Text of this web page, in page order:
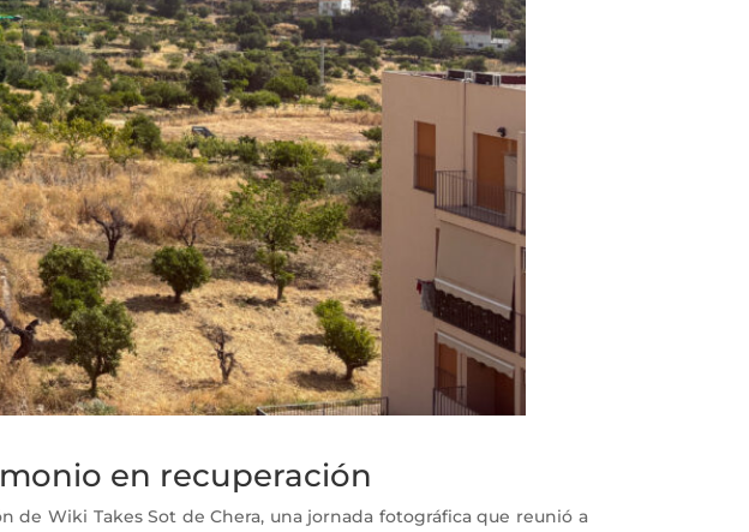
en recuperación
de Wiki Takes Sot de Chera, una jornada fotográfica que reunió a